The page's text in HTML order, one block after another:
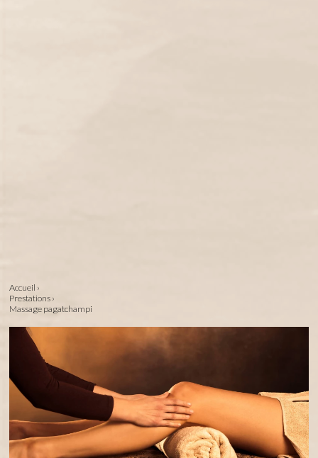
Accueil ›
Prestations ›
Massage pagatchampi